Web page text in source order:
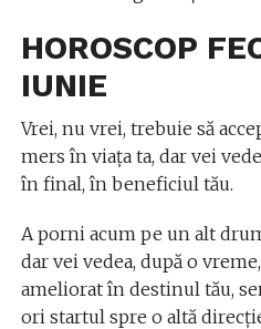
HOROSCOP
IUNIE
Vrei, nu vrei, trebuie să
mers în viaţa ta, dar vei
în final, în beneficiul tău.
A porni acum pe un alt
dar vei vedea, după o
ameliorat în destinul tău,
ori startul spre o altă